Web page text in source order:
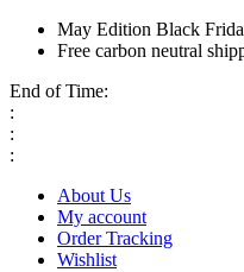
May Edition Black
Free carbon neutral
End of Time:
:
:
:
About Us
My account
Order Tracking
Wishlist